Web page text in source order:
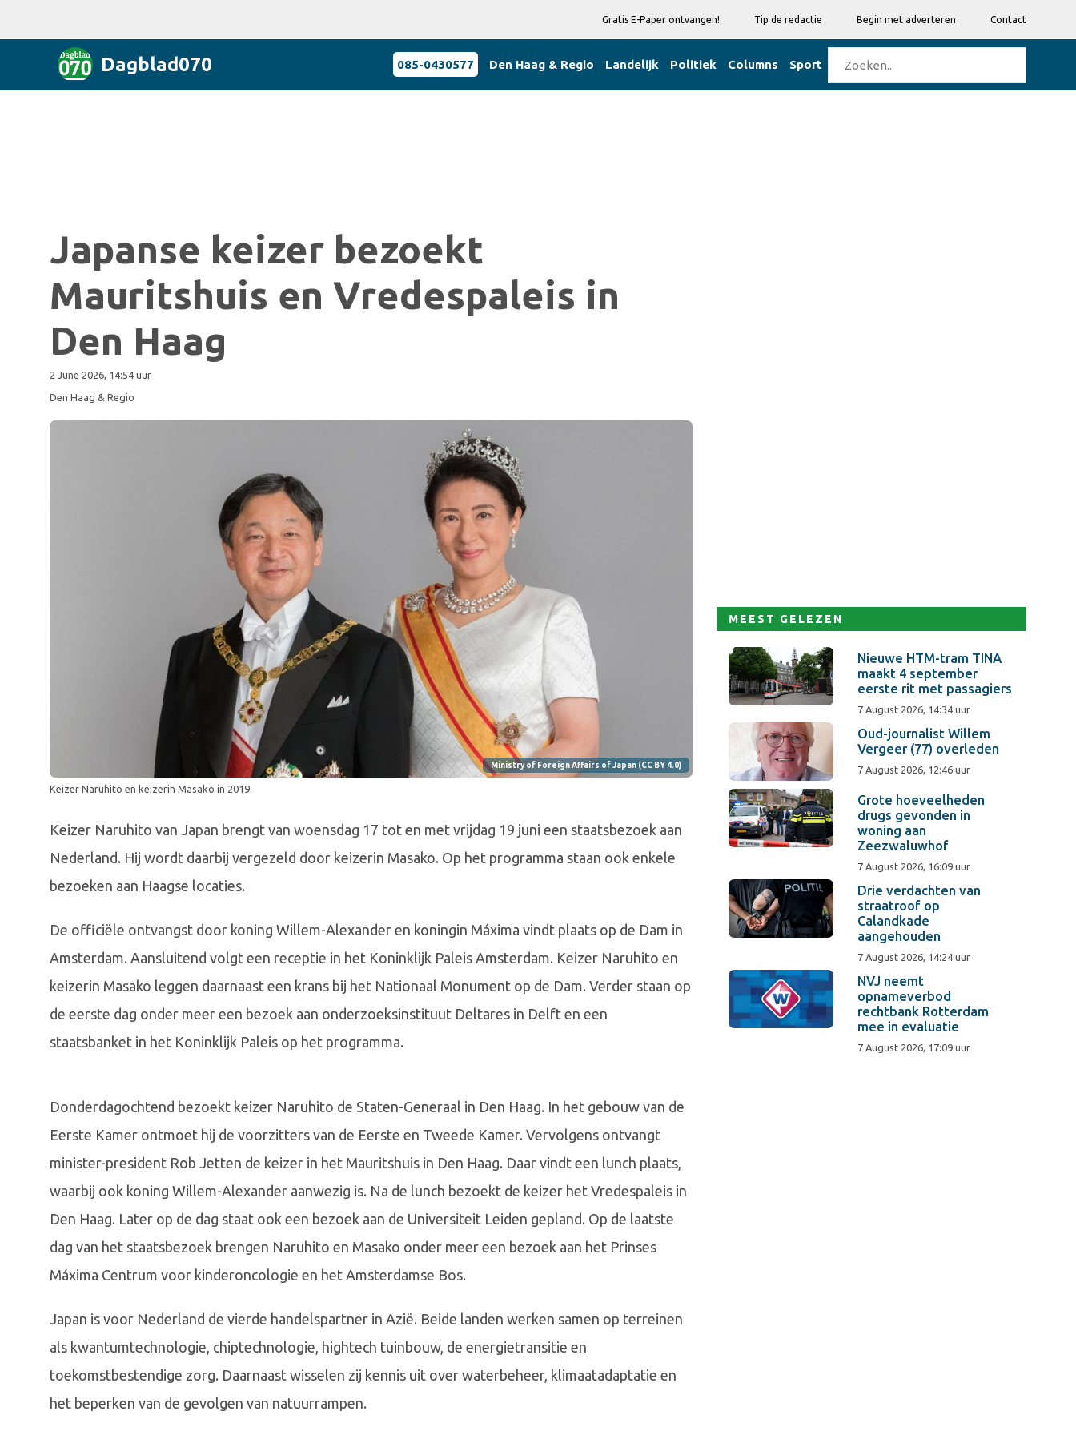
Gratis E-Paper ontvangen! Tip de redactie Begin met adverteren Contact
Dagblad070 085-0430577 Den Haag & Regio Landelijk Politiek Columns Sport
Japanse keizer bezoekt
Mauritshuis en Vredespaleis in
Den Haag
2 June 2026, 14:54 uur
Den Haag & Regio
Ministry of Foreign Affairs of Japan (CC BY 4.0)
Keizer Naruhito en keizerin Masako in 2019.
Keizer Naruhito van Japan brengt van woensdag 17 tot en met vrijdag 19 juni een staatsbezoek aan
Nederland. Hij wordt daarbij vergezeld door keizerin Masako. Op het programma staan ook enkele
bezoeken aan Haagse locaties.
De officiële ontvangst door koning Willem-Alexander en koningin Máxima vindt plaats op de Dam in
Amsterdam. Aansluitend volgt een receptie in het Koninklijk Paleis Amsterdam. Keizer Naruhito en
keizerin Masako leggen daarnaast een krans bij het Nationaal Monument op de Dam. Verder staan op
de eerste dag onder meer een bezoek aan onderzoeksinstituut Deltares in Delft en een
staatsbanket in het Koninklijk Paleis op het programma.
Donderdagochtend bezoekt keizer Naruhito de Staten-Generaal in Den Haag. In het gebouw van de
Eerste Kamer ontmoet hij de voorzitters van de Eerste en Tweede Kamer. Vervolgens ontvangt
minister-president Rob Jetten de keizer in het Mauritshuis in Den Haag. Daar vindt een lunch plaats,
waarbij ook koning Willem-Alexander aanwezig is. Na de lunch bezoekt de keizer het Vredespaleis in
Den Haag. Later op de dag staat ook een bezoek aan de Universiteit Leiden gepland. Op de laatste
dag van het staatsbezoek brengen Naruhito en Masako onder meer een bezoek aan het Prinses
Máxima Centrum voor kinderoncologie en het Amsterdamse Bos.
Japan is voor Nederland de vierde handelspartner in Azië. Beide landen werken samen op terreinen
als kwantumtechnologie, chiptechnologie, hightech tuinbouw, de energietransitie en
toekomstbestendige zorg. Daarnaast wisselen zij kennis uit over waterbeheer, klimaatadaptatie en
het beperken van de gevolgen van natuurrampen.
MEEST GELEZEN
Nieuwe HTM-tram TINA
maakt 4 september
eerste rit met passagiers
7 August 2026, 14:34 uur
Oud-journalist Willem
Vergeer (77) overleden
7 August 2026, 12:46 uur
Grote hoeveelheden
drugs gevonden in
woning aan
Zeezwaluwhof
7 August 2026, 16:09 uur
Drie verdachten van
straatroof op
Calandkade
aangehouden
7 August 2026, 14:24 uur
NVJ neemt
opnameverbod
rechtbank Rotterdam
mee in evaluatie
7 August 2026, 17:09 uur